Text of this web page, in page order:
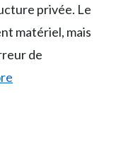
privée. Le
matériel, mais
de